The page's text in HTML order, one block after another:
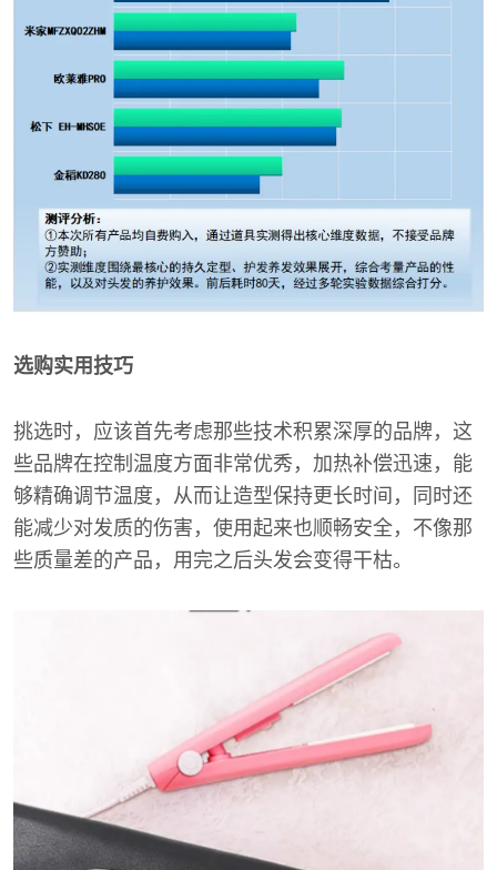
选购实用技巧
挑选时，应该首先考虑那些技术积累深厚的品牌，这
些品牌在控制温度方面非常优秀，加热补偿迅速，能
够精确调节温度，从而让造型保持更长时间，同时还
能减少对发质的伤害，使用起来也顺畅安全，不像那
些质量差的产品，用完之后头发会变得干枯。